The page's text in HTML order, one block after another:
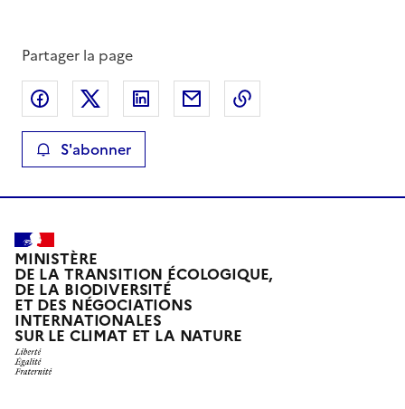
Partager la page
Partager sur Facebook
Partager sur XPartager sur LinkedIn
Partager par email
S'abonner
MINISTÈRE
DE LA TRANSITION ÉCOLOGIQUE,
DE LA BIODIVERSITÉ
ET DES NÉGOCIATIONS
INTERNATIONALES
SUR LE CLIMAT ET LA NATURE